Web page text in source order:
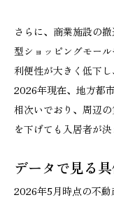
さらに、商業施設の
型ショッピングモー
利便性が大きく低下
2026年現在、地方都
相次いでおり、周辺
を下げても入居者が
データで見る
2026年5月時点の不